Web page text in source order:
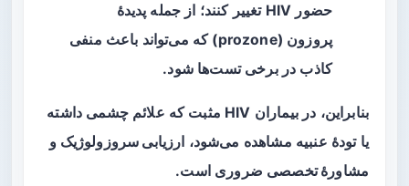
حضور HIV تغییر کنند؛ از جمله پدیدهٔ
پروزون
(prozone) که می‌تواند باعث منفی
کاذب در برخی تست‌ها شود.
بنابراین، در بیماران HIV مثبت که علائم چشمی داشته
یا تودهٔ عنبیه مشاهده می‌شود، ارزیابی سروزولوژیک و
مشاورهٔ تخصصی ضروری است.